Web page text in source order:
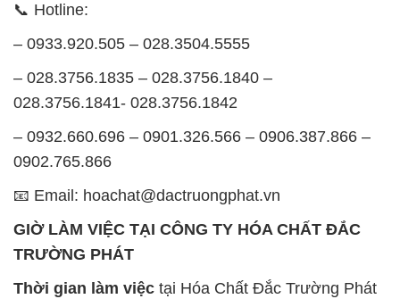
thủ giờ làm việc để đảm bảo sự hỗ trợ tốt nhất cho
khách hàng và đảm bảo hiệu suất công việc cao
nhất của nhân viên.
BẢN ĐỒ MAP TẠI CÔNG TY HÓA CHẤT ĐẮC
TRƯỜNG PHÁT
ĐỊA CHỈ: 1229C Quốc lộ 1A, Phường Bình Trị
Đông B, Quận Bình Tân, Sài Gòn TP. Hồ Chí
Minh